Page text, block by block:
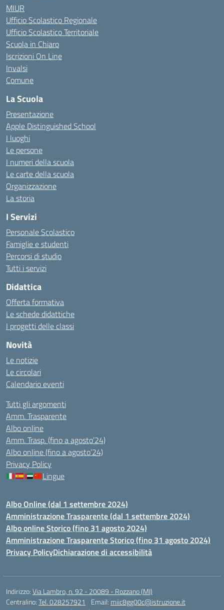
MIUR
Ufficio Scolastico Regionale
Ufficio Scolastico Territoriale
Scuola in Chiaro
Iscrizioni On Line
Invalsi
Comune
La Scuola
Presentazione
Apple Distinguished School
I luoghi
Le persone
I numeri della scuola
Le carte della scuola
Organizzazione
La storia
I Servizi
Personale Scolastico
Famiglie e studenti
Percorsi di studio
Tutti i servizi
Didattica
Offerta formativa
Le schede didattiche
I progetti delle classi
Novità
Le notizie
Le circolari
Calendario eventi
Tutti gli argomenti
Amm. Trasparente
Albo online
Amm. Trasp. (fino a agosto’24)
Albo online (fino a agosto’24)
Privacy Policy
Lingue
Albo Online (dal 1 settembre 2024)
Amministrazione Trasparente (dal 1 settembre 2024)
Albo online Storico (fino 31 agosto 2024)
Amministrazione Trasparente Storico (fino 31 agosto 2024)
Privacy PolicyDichiarazione di accessibilità
Indirizzo:Via Lambro, n. 92 - 20089 - Rozzano (MI)
Centralino:Tel. 028257921 Email: miic8gg00c@istruzione.it